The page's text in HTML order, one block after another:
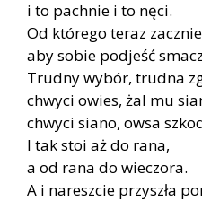
i to pachnie i to nęci.
Od którego teraz
aby sobie podjeść
Trudny wybór, trudna
chwyci owies, żal mu
chwyci siano, owsa
I tak stoi aż do rana,
a od rana do wieczora.
A i nareszcie przyszła